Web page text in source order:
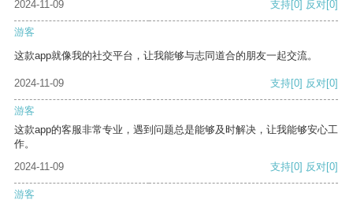
2024-11-09
支持[0] 反对[0]
游客
这款app就像我的社交平台，让我能够与志同道合的朋友一起交流。
2024-11-09 支持[0] 反对[0]
游客
这款app的客服非常专业，遇到问题总是能够及时解决，让我能够安心工
作。
2024-11-09
支持[0] 反对[0]
游客